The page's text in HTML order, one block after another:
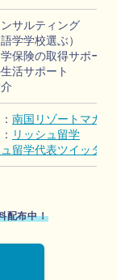
サルティング
学学校選ぶ）
保険の取得サポート
活サポート
南国リゾートマガジン
リッシュ留学
留学代表ツイッター
配布中！